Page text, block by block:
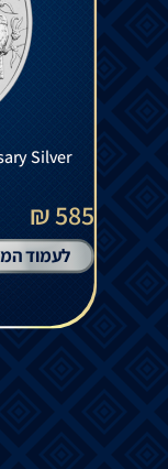
Silver
585 ₪
לעמוד